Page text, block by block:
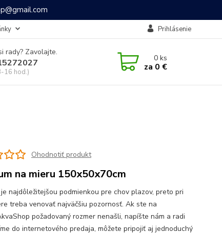
Prihlásenie
rady? Zavolajte.
16 hod.)
0ks
za 0 €
Ohodnotiť produkt
na mieru 150x50x70cm
najdôležitejšou podmienkou pre chov plazov, preto pri
treba venovať najväčšiu pozornosť. Ak ste na
požadovaný rozmer nenašli, napíšte nám a radi
do internetového predaja, môžete pripojiť aj jednoduchý